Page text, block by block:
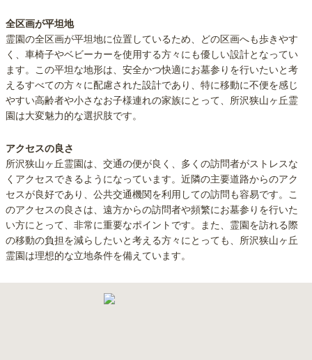
全区画が平坦地
霊園の全区画が平坦地に位置しているため、どの区画へも歩きやす
く、車椅子やベビーカーを使用する方々にも優しい設計となってい
ます。この平坦な地形は、安全かつ快適にお墓参りを行いたいと考
えるすべての方々に配慮された設計であり、特に移動に不便を感じ
やすい高齢者や小さなお子様連れの家族にとって、所沢狭山ヶ丘霊
園は大変魅力的な選択肢です。
アクセスの良さ
所沢狭山ヶ丘霊園は、交通の便が良く、多くの訪問者がストレスな
くアクセスできるようになっています。近隣の主要道路からのアク
セスが良好であり、公共交通機関を利用しての訪問も容易です。こ
のアクセスの良さは、遠方からの訪問者や頻繁にお墓参りを行いた
い方にとって、非常に重要なポイントです。また、霊園を訪れる際
の移動の負担を減らしたいと考える方々にとっても、所沢狭山ヶ丘
霊園は理想的な立地条件を備えています。